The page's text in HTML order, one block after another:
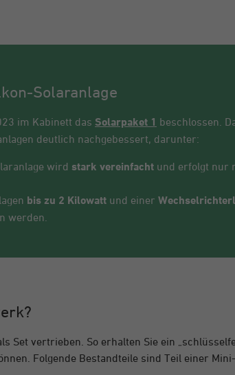
Solaranlage
im Kabinett das Solarpaket 1 beschlossen.
deutlich nachgebessert, darunter:
wird stark vereinfacht und erfolgt nur
bis zu 2 Kilowatt und einer
werden.
Set vertrieben. So erhalten Sie ein
Folgende Bestandteile sind Teil einer